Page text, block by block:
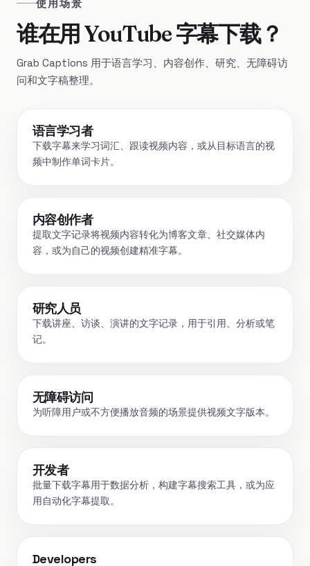
使用场景
谁在用 YouTube 字幕下载？
Grab Captions 用于语言学习、内容创作、研究、无障碍访
问和文字稿整理。
语言学习者
下载字幕来学习词汇、跟读视频内容，或从目标语言的视
频中制作单词卡片。
内容创作者
提取文字记录将视频内容转化为博客文章、社交媒体内
容，或为自己的视频创建精准字幕。
研究人员
下载讲座、访谈、演讲的文字记录，用于引用、分析或笔
记。
无障碍访问
为听障用户或不方便播放音频的场景提供视频文字版本。
开发者
批量下载字幕用于数据分析，构建字幕搜索工具，或为应
用自动化字幕提取。
Developers